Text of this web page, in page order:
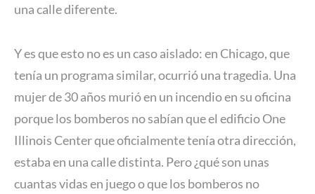
una calle diferente.
Y es que esto no es un caso aislado: en Chicago, que
tenía un programa similar, ocurrió una tragedia. Una
mujer de 30 años murió en un incendio en su oficina
porque los bomberos no sabían que el edificio One
Illinois Center que oficialmente tenía otra dirección,
estaba en una calle distinta. Pero ¿qué son unas
cuantas vidas en juego o que los bomberos no